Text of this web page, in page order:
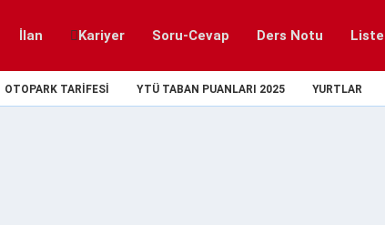
İlan Kariyer Soru-Cevap Ders Notu Liste
OTOPARK TARIFESI YTÜ TABAN PUANLARI 2025 YURTLAR